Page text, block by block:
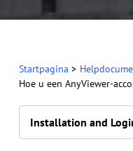
Startpagina >
Hoe u een AnyViewer-
Installation and